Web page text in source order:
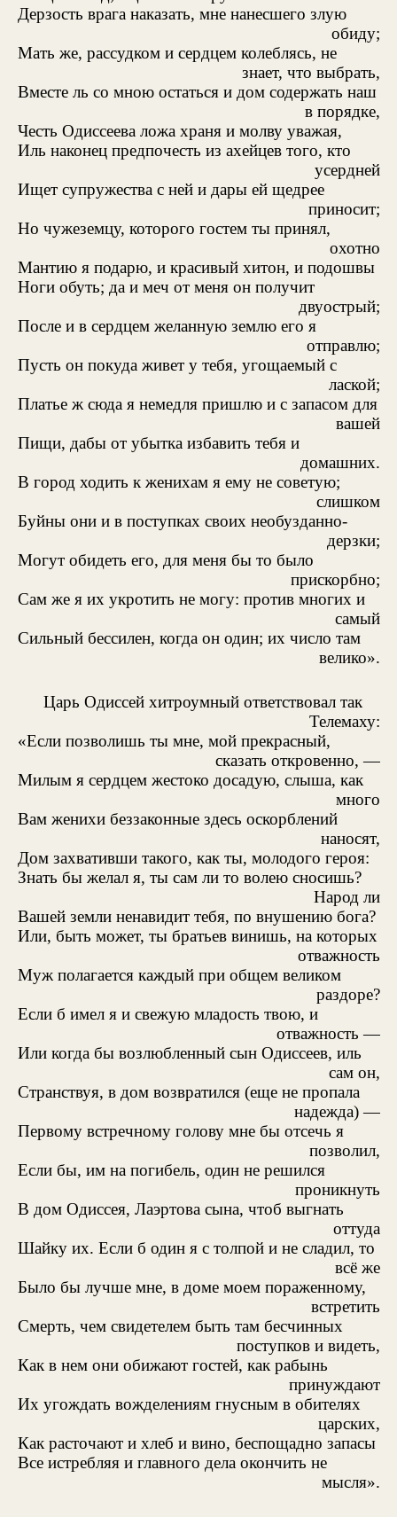
Дерзость врага наказать, мне нанесшего злую
обиду;
Мать же, рассудком и сердцем колеблясь, не
знает, что выбрать,
Вместе ль со мною остаться и дом содержать наш
в порядке,
Честь Одиссеева ложа храня и молву уважая,
Иль наконец предпочесть из ахейцев того, кто
усердней
Ищет супружества с ней и дары ей щедрее
приносит;
Но чужеземцу, которого гостем ты принял,
охотно
Мантию я подарю, и красивый хитон, и подошвы
Ноги обуть; да и меч от меня он получит
двуострый;
После и в сердцем желанную землю его я
отправлю;
Пусть он покуда живет у тебя, угощаемый с
лаской;
Платье ж сюда я немедля пришлю и с запасом для
вашей
Пищи, дабы от убытка избавить тебя и
домашних.
В город ходить к женихам я ему не советую;
слишком
Буйны они и в поступках своих необузданно-
дерзки;
Могут обидеть его, для меня бы то было
прискорбно;
Сам же я их укротить не могу: против многих и
самый
Сильный бессилен, когда он один; их число там
велико».
Царь Одиссей хитроумный ответствовал так
Телемаху:
«Если позволишь ты мне, мой прекрасный,
сказать откровенно, —
Милым я сердцем жестоко досадую, слыша, как
много
Вам женихи беззаконные здесь оскорблений
наносят,
Дом захвативши такого, как ты, молодого героя:
Знать бы желал я, ты сам ли то волею сносишь?
Народ ли
Вашей земли ненавидит тебя, по внушению бога?
Или, быть может, ты братьев винишь, на которых
отважность
Муж полагается каждый при общем великом
раздоре?
Если б имел я и свежую младость твою, и
отважность —
Или когда бы возлюбленный сын Одиссеев, иль
сам он,
Странствуя, в дом возвратился (еще не пропала
надежда) —
Первому встречному голову мне бы отсечь я
позволил,
Если бы, им на погибель, один не решился
проникнуть
В дом Одиссея, Лаэртова сына, чтоб выгнать
оттуда
Шайку их. Если б один я с толпой и не сладил, то
всё же
Было бы лучше мне, в доме моем пораженному,
встретить
Смерть, чем свидетелем быть там бесчинных
поступков и видеть,
Как в нем они обижают гостей, как рабынь
принуждают
Их угождать вожделениям гнусным в обителях
царских,
Как расточают и хлеб и вино, беспощадно запасы
Все истребляя и главного дела окончить не
мысля».